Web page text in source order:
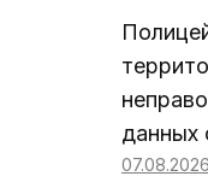
данных
07.08.2026